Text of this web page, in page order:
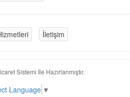
İletişim
Sistemi İle Hazırlanmıştır.
Language ▼